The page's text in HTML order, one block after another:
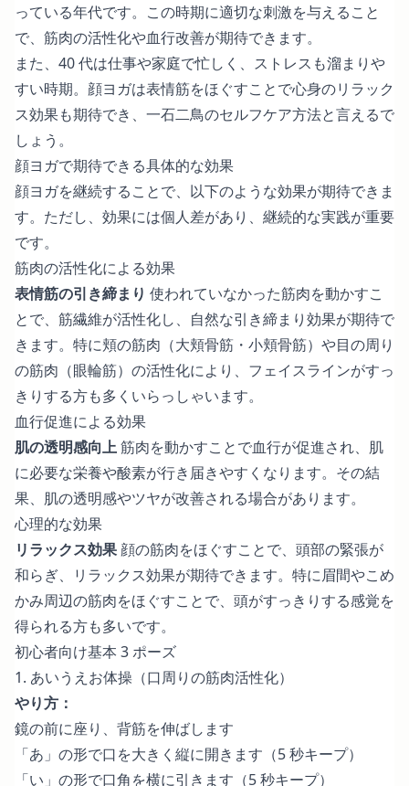
っている年代です。この時期に適切な刺激を与えること
で、筋肉の活性化や血行改善が期待できます。
また、40 代は仕事や家庭で忙しく、ストレスも溜まりや
すい時期。顔ヨガは表情筋をほぐすことで心身のリラック
ス効果も期待でき、一石二鳥のセルフケア方法と言えるで
しょう。
顔ヨガで期待できる具体的な効果
顔ヨガを継続することで、以下のような効果が期待できま
す。ただし、効果には個人差があり、継続的な実践が重要
です。
筋肉の活性化による効果
表情筋の引き締まり 使われていなかった筋肉を動かすこ
とで、筋繊維が活性化し、自然な引き締まり効果が期待で
きます。特に頬の筋肉（大頬骨筋・小頬骨筋）や目の周り
の筋肉（眼輪筋）の活性化により、フェイスラインがすっ
きりする方も多くいらっしゃいます。
血行促進による効果
肌の透明感向上筋肉を動かすことで血行が促進され、肌
に必要な栄養や酸素が行き届きやすくなります。その結
果、肌の透明感やツヤが改善される場合があります。
心理的な効果
リラックス効果 顔の筋肉をほぐすことで、頭部の緊張が
和らぎ、リラックス効果が期待できます。特に眉間やこめ
かみ周辺の筋肉をほぐすことで、頭がすっきりする感覚を
得られる方も多いです。
初心者向け基本 3 ポーズ
1. あいうえお体操（口周りの筋肉活性化）
やり方：
鏡の前に座り、背筋を伸ばします
「あ」の形で口を大きく縦に開きます（5 秒キープ）
「い」の形で口角を横に引きます（5 秒キープ）